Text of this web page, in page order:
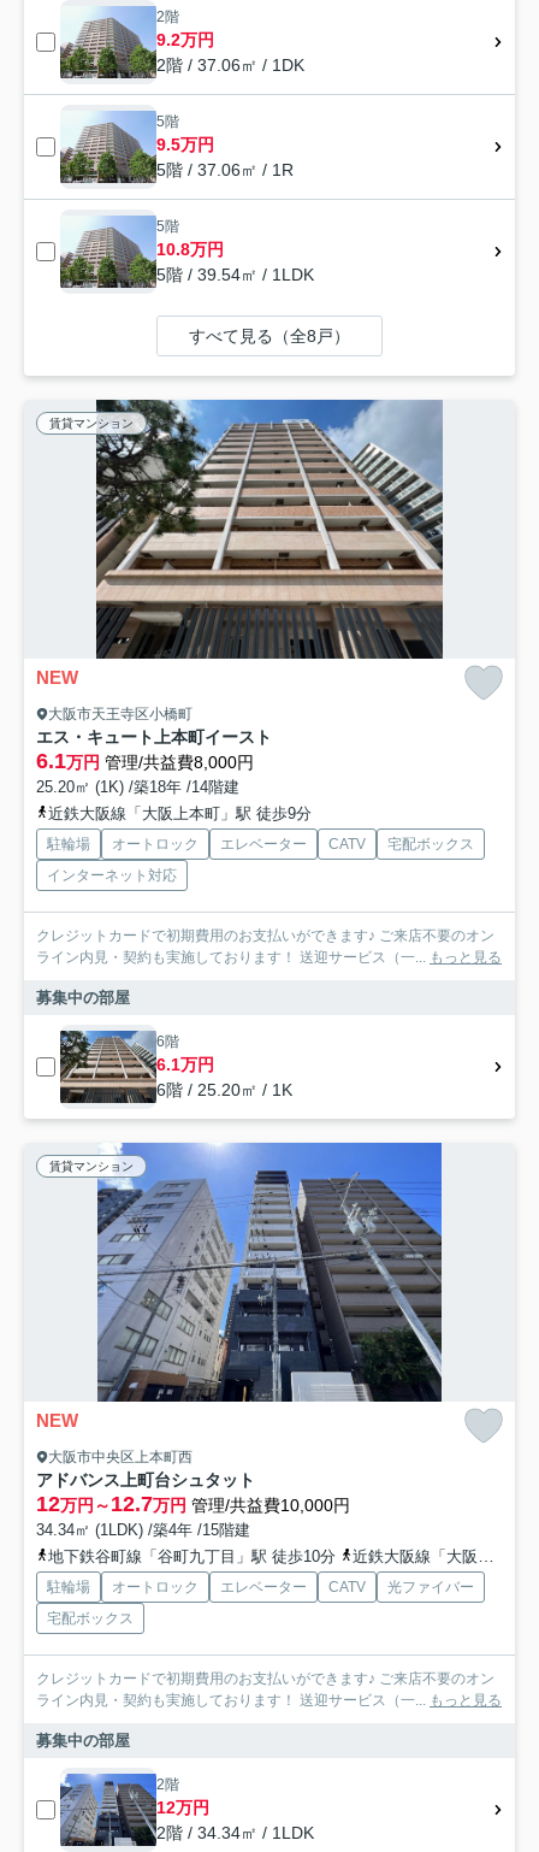
2階
9.2万円
2階 / 37.06㎡ / 1DK
5階
9.5万円
5階 / 37.06㎡ / 1R
5階
10.8万円
5階 / 39.54㎡ / 1LDK
すべて見る（全8戸）
賃貸マンション
NEW
大阪市天王寺区小橋町
エス・キュート上本町イースト
6.1万円 管理/共益費8,000円
25.20㎡ (1K) /築18年 /14階建
近鉄大阪線「大阪上本町」駅 徒歩9分
駐輪場 オートロック エレベーター CATV
宅配ボックス
インターネット対応
クレジットカードで初期費用のお支払いができます♪ ご来店不要のオン
ライン内見・契約も実施しております！ 送迎サービス（一... もっと見る
募集中の部屋
6階
6.1万円
6階 / 25.20㎡ / 1K
賃貸マンション
NEW
大阪市中央区上本町西
アドバンス上町台シュタット
12万円～12.7万円 管理/共益費10,000円
34.34㎡ (1LDK) /築4年 /15階建
地下鉄谷町線「谷町九丁目」駅 徒歩10分
近鉄大阪線「大阪上本町」駅 徒歩8分
駐輪場 オートロック エレベーター CATV
光ファイバー
宅配ボックス
クレジットカードで初期費用のお支払いができます♪ ご来店不要のオン
ライン内見・契約も実施しております！ 送迎サービス（一... もっと見る
募集中の部屋
2階
12万円
2階 / 34.34㎡ / 1LDK